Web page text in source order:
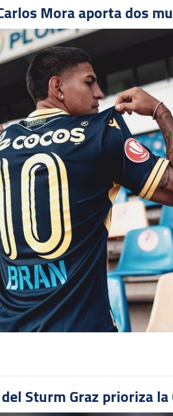
Mora aporta dos
Sturm Graz prioriza